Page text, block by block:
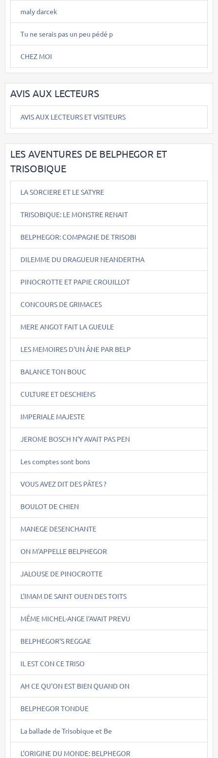
maly darcek
Tu ne serais pas un peu pédé p
CHEZ MOI
AVIS AUX LECTEURS
AVIS AUX LECTEURS ET VISITEURS
LES AVENTURES DE BELPHEGOR ET
TRISOBIQUE
LA SORCIERE ET LE SATYRE
TRISOBIQUE: LE MONSTRE RENAIT
BELPHEGOR: COMPAGNE DE TRISOBI
DILEMME DU DRAGUEUR NEANDERTHA
PINOCROTTE ET PAPIE CROUILLOT
CONCOURS DE GRIMACES
MERE ANGOT FAIT LA GUEULE
LES MEMOIRES D'UN ÂNE PAR BELP
BALANCE TON BOUC
CULTURE ET DESCHIENS
IMPERIALE MAJESTE
JEROME BOSCH N'Y AVAIT PAS PEN
Les comptes sont bons
VOUS AVEZ DIT DES PÂTES ?
BOULOT DE CHIEN
MANEGE DESENCHANTE
ON M'APPELLE BELPHEGOR
JALOUSE DE PINOCROTTE
L'IMAM DE SAINT OUEN DES TOITS
MÊME MICHEL-ANGE l'AVAIT PREVU
BELPHEGOR'S REGGAE
IL EST CON CE TRISO
AH CE QU'ON EST BIEN QUAND ON
BELPHEGOR TONDUE
La ballade de Trisobique et Be
L'ORIGINE DU MONDE: BELPHEGOR